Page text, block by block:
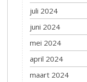
juli 2024
juni 2024
mei 2024
april 2024
maart 2024